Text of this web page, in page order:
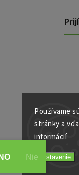
Používame
stránky a
informácií
Nastavenie
Nie​